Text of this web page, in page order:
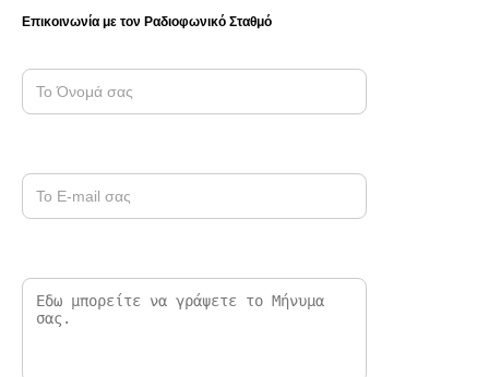
Επικοινωνία με τον Ραδιοφωνικό Σταθμό